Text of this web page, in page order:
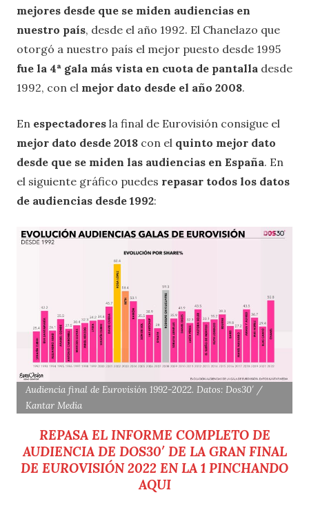
mejores desde que se miden audiencias en
nuestro país, desde el año 1992. El Chanelazo que
otorgó a nuestro país el mejor puesto desde 1995
fue la 4ª gala más vista en cuota de pantalla desde
1992, con el mejor dato desde el año 2008.
En espectadores la final de Eurovisión consigue el
mejor dato desde 2018 con el quinto mejor dato
desde que se miden las audiencias en España. En
el siguiente gráfico puedes repasar todos los datos
de audiencias desde 1992:
Audiencia final de Eurovisión 1992-2022. Datos: Dos30′ /
Kantar Media
REPASA EL INFORME COMPLETO DE
AUDIENCIA DE DOS30′ DE LA GRAN FINAL
DE EUROVISIÓN 2022 EN LA 1 PINCHANDO
AQUI